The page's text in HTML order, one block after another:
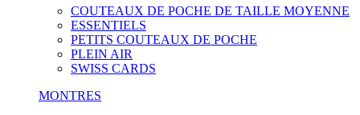
COUTEAUX DE POCHE DE TAILLE MOYENNE
ESSENTIELS
PETITS COUTEAUX DE POCHE
PLEIN AIR
SWISS CARDS
MONTRES